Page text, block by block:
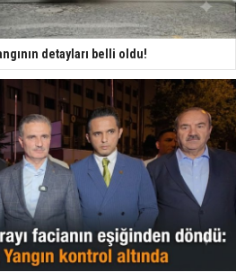
detayları belli oldu!